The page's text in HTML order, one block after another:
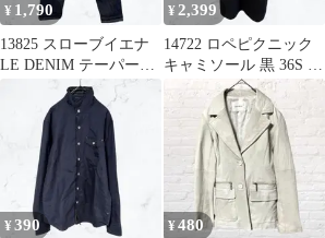
¥ 1,790
13825 スローブイエナ
LE DENIM テーパード
デニムパンツ 濃紺 M
¥2,399
14722 ロペピクニック
キャミソール 黒 36S リ
ブ クロス紐 インナー⁠
¥390 ¥480